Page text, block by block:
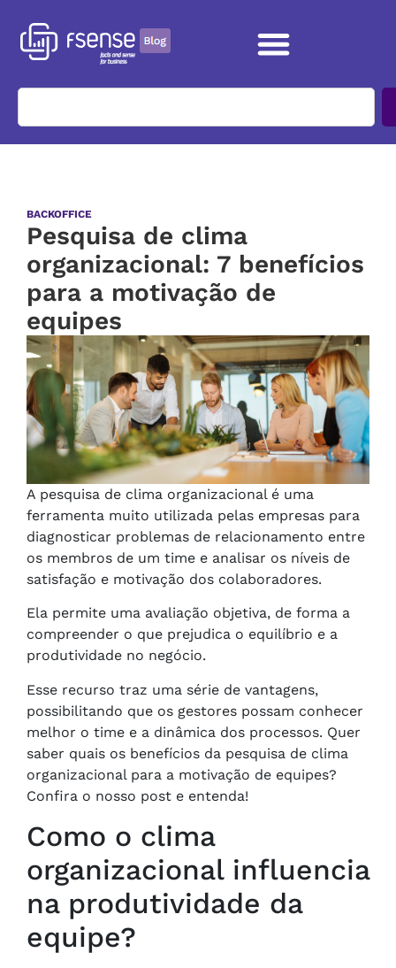
BACKOFFICE
Pesquisa de clima
organizacional: 7 benefícios
para a motivação de
equipes
A pesquisa de clima organizacional é uma
ferramenta muito utilizada pelas empresas para
diagnosticar problemas de relacionamento entre
os membros de um time e analisar os níveis de
satisfação e motivação dos colaboradores.
Ela permite uma avaliação objetiva, de forma a
compreender o que prejudica o equilíbrio e a
produtividade no negócio.
Esse recurso traz uma série de vantagens,
possibilitando que os gestores possam conhecer
melhor o time e a dinâmica dos processos. Quer
saber quais os benefícios da pesquisa de clima
organizacional para a motivação de equipes?
Confira o nosso post e entenda!
Como o clima
organizacional influencia
na produtividade da
equipe?